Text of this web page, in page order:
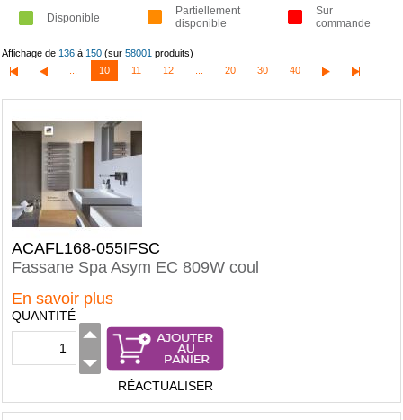
Disponible
Partiellement
disponible
Sur
commande
Affichage de 136 à 150 (sur 58001 produits)
10 11 12 20 30 40
ACAFL168-055IFSC
Fassane Spa Asym EC 809W coul
En savoir plus
QUANTITÉ
RÉACTUALISER